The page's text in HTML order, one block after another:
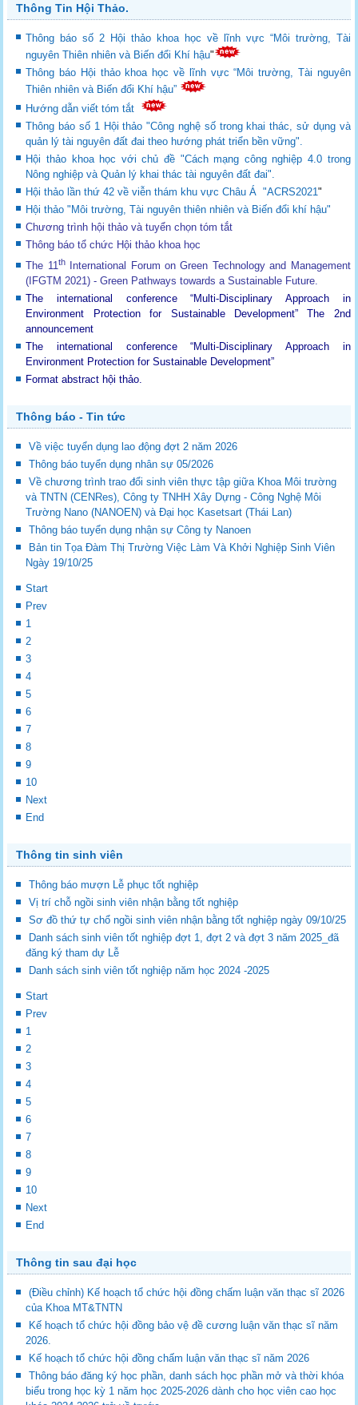
Thông Tin Hội Thảo.
Thông báo số 2 Hội thảo khoa học về lĩnh vực “Môi trường, Tài
nguyên Thiên nhiên và Biến đổi Khí hậu"
Thông báo Hội thảo khoa học về lĩnh vực “Môi trường, Tài nguyên
Thiên nhiên và Biến đổi Khí hậu”
Hướng dẫn viết tóm tắt
Thông báo số 1 Hội thảo "Công nghệ số trong khai thác, sử dụng và
quản lý tài nguyên đất đai theo hướng phát triển bền vững".
Hội thảo khoa học với chủ đề "Cách mạng công nghiệp 4.0 trong
Nông nghiệp và Quản lý khai thác tài nguyên đất đai".
Hội thảo lần thứ 42 về viễn thám khu vực Châu Á "ACRS2021"
Hội thảo "Môi trường, Tài nguyên thiên nhiên và Biến đổi khí hậu"
Chương trình hội thảo và tuyển chọn tóm tắt
Thông báo tổ chức Hội thảo khoa học
The 11thInternational Forum on Green Technology and Management
(IFGTM 2021) - Green Pathways towards a Sustainable Future.
The international conference “Multi-Disciplinary Approach in
Environment Protection for Sustainable Development”The 2nd
announcement
The international conference “Multi-Disciplinary Approach in
Environment Protection for Sustainable Development”
Format abstract hội thảo.
Thông báo - Tin tức
Về việc tuyển dụng lao động đợt 2 năm 2026
Thông báo tuyển dụng nhân sự 05/2026
Về chương trình trao đổi sinh viên thực tập giữa Khoa Môi trường
và TNTN (CENRes), Công ty TNHH Xây Dựng - Công Nghệ Môi
Trường Nano (NANOEN) và Đại học Kasetsart (Thái Lan)
Thông báo tuyển dụng nhận sự Công ty Nanoen
Bản tin Tọa Đàm Thị Trường Việc Làm Và Khởi Nghiệp Sinh Viên
Ngày 19/10/25
Start
Prev
1
2
3
4
5
6
7
8
9
10
Next
End
Thông tin sinh viên
Thông báo mượn Lễ phục tốt nghiệp
Vị trí chỗ ngồi sinh viên nhận bằng tốt nghiệp
Sơ đồ thứ tự chổ ngồi sinh viên nhận bằng tốt nghiệp ngày 09/10/25
Danh sách sinh viên tốt nghiệp đợt 1, đợt 2 và đợt 3 năm 2025_đã
đăng ký tham dự Lễ
Danh sách sinh viên tốt nghiệp năm học 2024 -2025
Start
Prev
1
2
3
4
5
6
7
8
9
10
Next
End
Thông tin sau đại học
(Điều chỉnh) Kế hoạch tổ chức hội đồng chấm luận văn thạc sĩ 2026
của Khoa MT&TNTN
Kế hoạch tổ chức hội đồng bảo vệ đề cương luận văn thạc sĩ năm
2026.
Kế hoạch tổ chức hội đồng chấm luận văn thạc sĩ năm 2026
Thông báo đăng ký học phần, danh sách học phần mở và thời khóa
biểu trong học kỳ 1 năm học 2025-2026 dành cho học viên cao học